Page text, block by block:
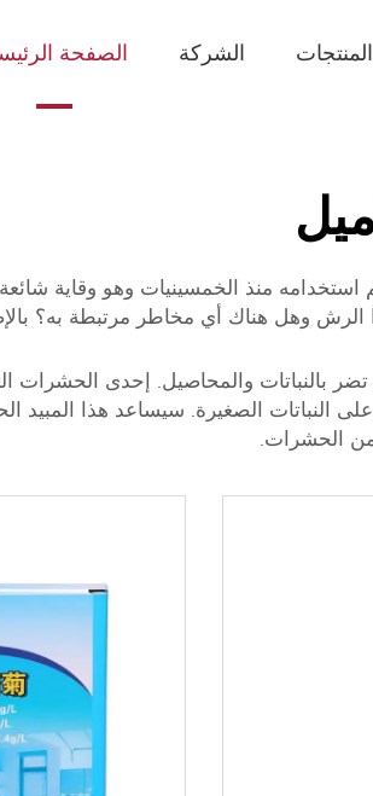
الصفحة الشركة
منذ الخمسينيات وهو وقاية شائعة
الرش وهل هناك أي مخاطر مرتبطة به؟
بالنباتات والمحاصيل. إحدى الحشرات
الصغيرة. سيساعد هذا المبيد
من الحشرات.